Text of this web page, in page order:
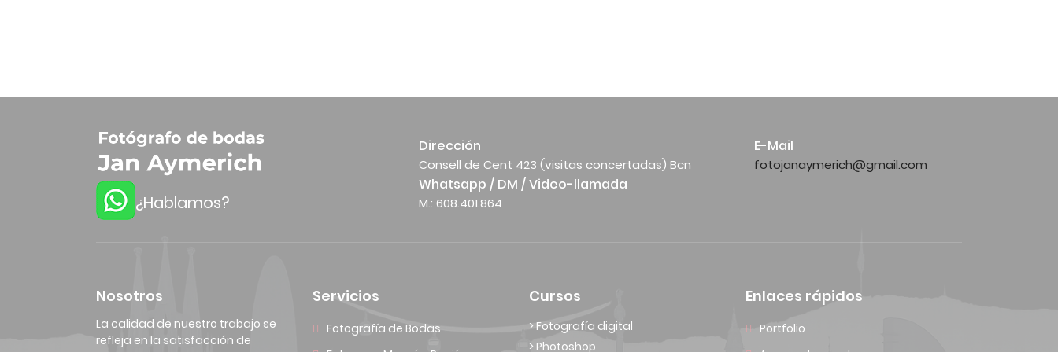
¿Hablamos?
Dirección
Consell de Cent 423 (visitas concertadas) Bcn
E-Mail
fotojanaymerich@gmail.com
Whatsapp / DM / Video-llamada
M.: 608.401.864
Nosotros
La calidad de nuestro trabajo se
refleja en la satisfacción de
Servicios
Fotografía de Bodas
Cursos
> Fotografía digital
> Photoshop
Enlaces rápidos
Portfolio